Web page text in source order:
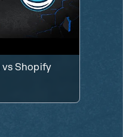
vsShopify